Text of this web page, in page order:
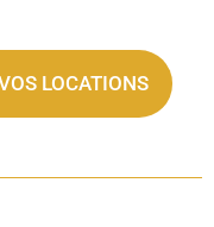
LOCATIONS